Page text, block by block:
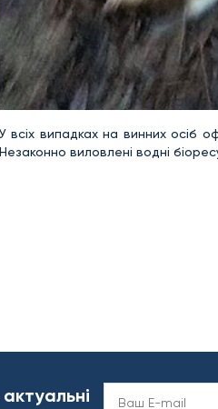
У всіх випадках на винних осіб
Незаконно виловлені водні